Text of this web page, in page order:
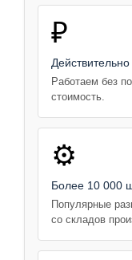
₽
Работаем без
стоимость.
⚙️
Более 10 000
Популярные
со складов